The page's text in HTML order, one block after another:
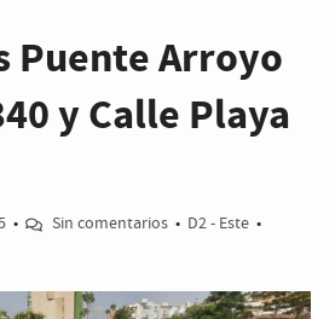
Puente Arroyo
y Calle Playa
• Sin comentarios • D2 - Este •